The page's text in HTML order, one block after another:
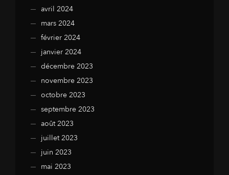
avril 2024
mars 2024
février 2024
janvier 2024
décembre 2023
novembre 2023
octobre 2023
septembre 2023
août 2023
juillet 2023
juin 2023
mai 2023